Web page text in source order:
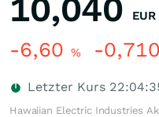
10,040 EUR
-6,60 % -0,710
Letzter Kurs
Hawaiian Electric Industries